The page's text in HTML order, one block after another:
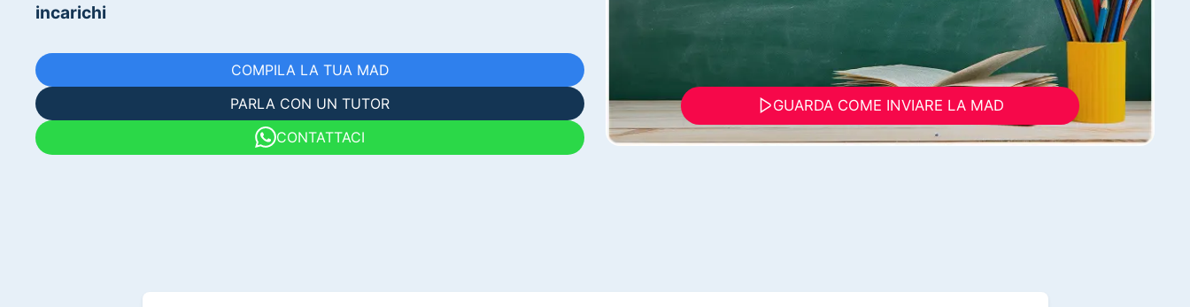
incarichi
COMPILA LA TUA MAD
PARLA CON UN TUTOR
CONTATTACI
GUARDA COME INVIARE LA MAD